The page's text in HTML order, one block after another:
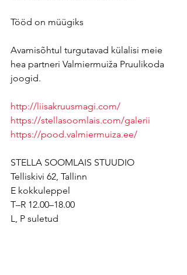
Tööd on müügiks
Avamisõhtul turgutavad külalisi meie
hea partneri Valmiermuiža Pruulikoda
joogid.
http://liisakruusmagi.com/
https://stellasoomlais.com/galerii
https://pood.valmiermuiza.ee/
STELLA SOOMLAIS STUUDIO
Telliskivi 62, Tallinn
E kokkuleppel
T–R 12.00–18.00
L, P suletud